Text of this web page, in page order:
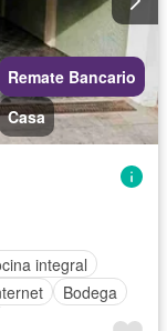
Remate Bancario
Casa
integral
Bodega